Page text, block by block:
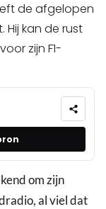
de afgelopen
kan de rust
zijn F1-
om zijn
al viel dat